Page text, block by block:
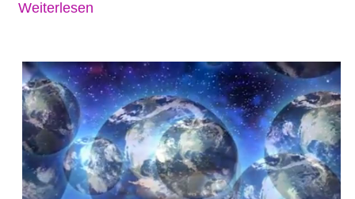
Weiterlesen